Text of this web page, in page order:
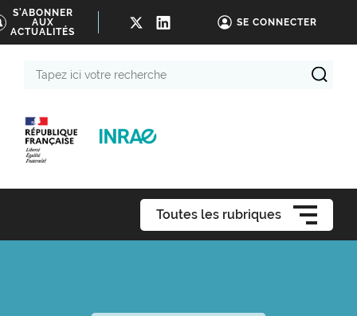
S'ABONNER
AUX
ACTUALITÉS
SE CONNECTER
Toutes les rubriques